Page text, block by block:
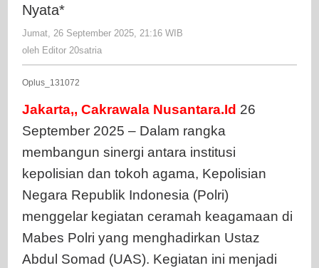
dan
Nyata*
Jumat, 26 September 2025, 21:16 WIB
oleh Editor 20satria
Oplus_131072
Jakarta,, Cakrawala Nusantara.Id 26
September 2025 – Dalam rangka
membangun sinergi antara institusi
kepolisian dan tokoh agama, Kepolisian
Negara Republik Indonesia (Polri)
menggelar kegiatan ceramah keagamaan di
Mabes Polri yang menghadirkan Ustaz
Abdul Somad (UAS). Kegiatan ini menjadi